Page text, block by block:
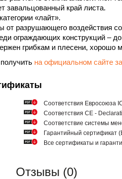
завальцованный край листа.
«лайт».
разрушающего воздействия
ограждающих конструкций –
грибкам и плесени, хорошо
на официальном
Соответствия Евросоюза
Соответствия СЕ -
Соответствие системы
Гарантийный
Все сертификаты и
Отзывы (0)